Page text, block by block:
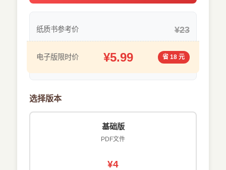
纸质书参考价 ¥23
电子版限时价 ¥5.99 省 18 元
选择版本
基础版
PDF文件
¥4